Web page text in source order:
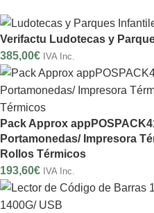
Verifactu Ludotecas y
385,00€ IVA Inc.
Pack Approx
Portamonedas/ Impresora
Rollos Térmicos
193,60€ IVA Inc.